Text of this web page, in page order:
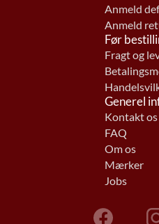
Anmeld
Anmeld
Før
Fragt og
Generel
Kontakt os
FAQ
Om os
Mærker
Jobs